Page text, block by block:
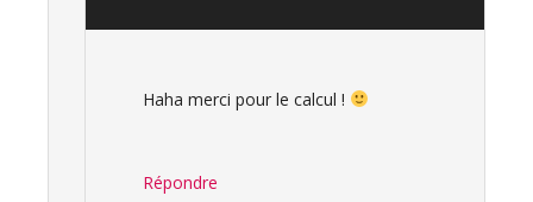
Haha merci pour le calcul !
Répondre